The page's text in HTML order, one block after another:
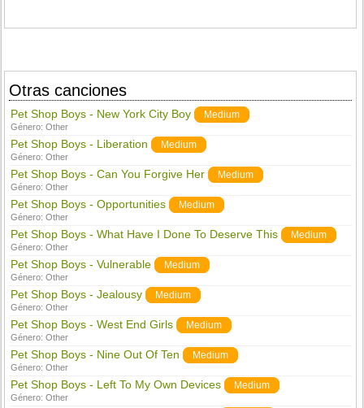
Otras canciones
Pet Shop Boys - New York City Boy Medium
Género:Other
Pet Shop Boys - Liberation Medium
Género:Other
Pet Shop Boys - Can You Forgive Her Medium
Género:Other
Pet Shop Boys - Opportunities Medium
Género:Other
Pet Shop Boys - What Have I Done To Deserve This Medium
Género:Other
Pet Shop Boys - Vulnerable Medium
Género:Other
Pet Shop Boys - Jealousy Medium
Género:Other
Pet Shop Boys - West End Girls Medium
Género:Other
Pet Shop Boys - Nine Out Of Ten Medium
Género:Other
Pet Shop Boys - Left To My Own Devices Medium
Género:Other